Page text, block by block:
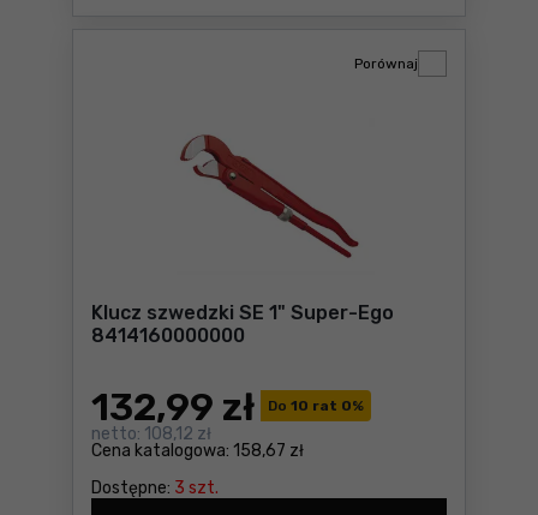
Klucz szwedzki SE 1" Super-Ego
8414160000000
Do 10 rat 0%
Cena katalogowa: 158,67 zł
132,99 zł
netto: 108,12 zł
Dostępne: 3 szt.
Porównaj